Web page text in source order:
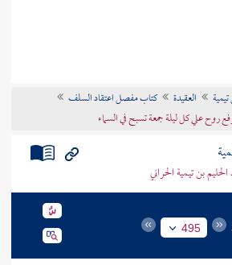
العقيدة
كتاب مفصل اعتقاد السلف
روح علي كل ليلة جمعة تسبح في السماء
بن تيمية الحراني
495